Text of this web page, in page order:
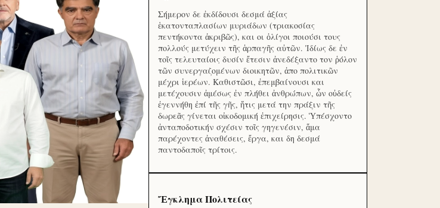
Σήμερον δε ἐκδίδουσι δεσμά ἀξίας
ἑκατονταπλασίων μυριάδων (τριακοσίας
πεντήκοντα ἀκριβῶς), και οι ὀλίγοι ποιούσι τους
πολλούς μετύχειν τῆς ἁρπαγῆς αὐτῶν. Ἰδίως δε ἐν
τοῖς τελευταίοις δυσίν ἔτεσιν ἀνεδέξαντο τον ῥόλον
τῶν συνεργαζομένων διοικητῶν, ἀπο πολιτικῶν
μέχρι ἱερέων. Καθιστῶσι, ἐπεμβαίνουσι και
μετέχουσιν ἀμέσως ἐν πλήθει ἀνθρώπων, ὧν οὐδείς
ἐγεννήθη ἐπί τῆς γῆς, ἥτις μετά την πράξιν τῆς
δωρεᾶς γίνεται οἰκοδομική ἐπιχείρησις. Ὑπέσχοντο
ἀνταποδοτικήν σχέσιν τοῖς γηγενέσιν, ἅμα
παρέχοντες ἀναθέσεις, ἔργα, και δη δεσμά
παντοδαποῖς τρίτοις.
Ἔγκλημα Πολιτείας